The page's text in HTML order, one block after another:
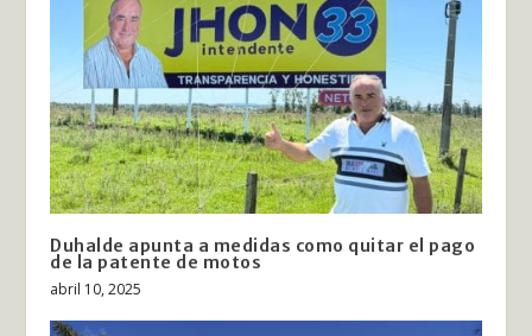
Duhalde apunta a medidas como quitar el pago
de la patente de motos
abril 10, 2025